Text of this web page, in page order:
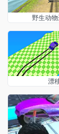
野生动
漂